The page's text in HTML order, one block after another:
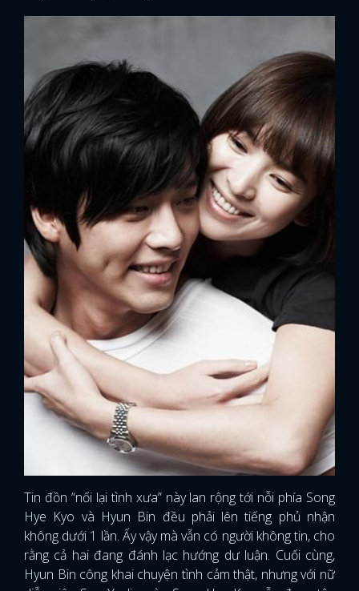
Tin đồn “nối lại tình xưa” này lan rộng tới nỗi phía Song
Hye Kyo và Hyun Bin đều phải lên tiếng phủ nhận
không dưới 1 lần. Ấy vậy mà vẫn có người không tin, cho
rằng cả hai đang đánh lạc hướng dư luận. Cuối cùng,
Hyun Bin công khai chuyện tình cảm thật, nhưng với nữ